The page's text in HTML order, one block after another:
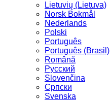
Lietuvių (Lietuva)
‪Norsk Bokmål‬
Nederlands
Polski
Português
Português (Brasil)
Română
Русский
Slovenčina
Српски
Svenska